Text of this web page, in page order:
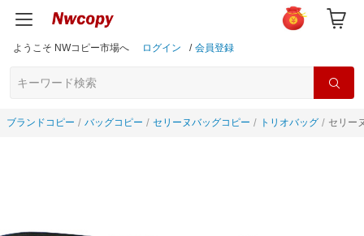
ようこそ NWコピー市場へ ログイン / 会員登録
ブランドコピー バッグコピー セリーヌバッグコピー トリオバッグ セリー